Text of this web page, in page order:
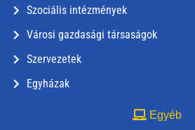
Szociális intézmények
Városi gazdasági társaságok
Szervezetek
Egyházak
Egyéb